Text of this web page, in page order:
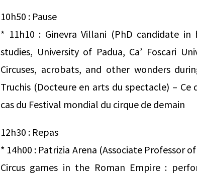
10h50 : Pause
* 11h10 : Ginevra Villani (PhD candidate
studies, University of Padua, Ca’ Foscari
Circuses, acrobats, and other wonders
Truchis (Docteure en arts du spectacle) –
cas du Festival mondial du cirque de demain
12h30 : Repas
* 14h00 : Patrizia Arena (Associate Professor
Circus games in the Roman Empire :